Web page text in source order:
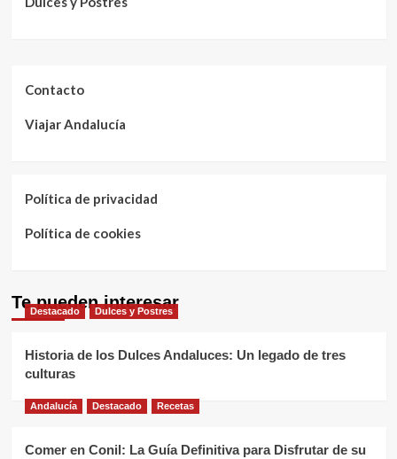
Contacto
Viajar Andalucía
Política de privacidad
Política de cookies
Te pueden interesar
Destacado Dulces y Postres
Historia de los Dulces Andaluces: Un legado de tres
culturas
Andalucía Destacado Recetas
Comer en Conil: La Guía Definitiva para Disfrutar de su